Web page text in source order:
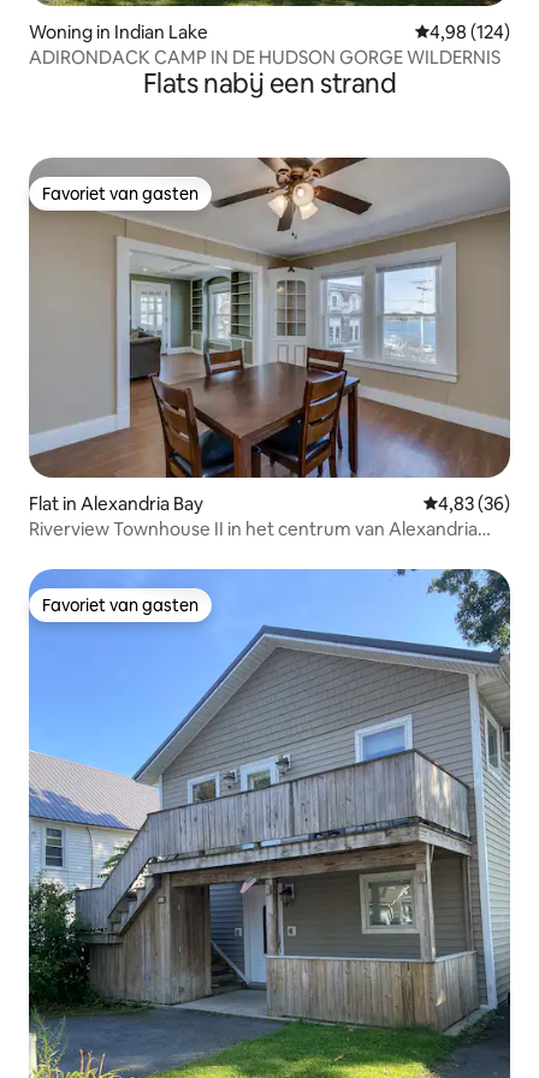
Woning in Indian Lake Gemiddelde
4,98 (124)
ADIRONDACK CAMP IN DE HUDSON GORGE WILDERNIS
Flats nabij een strand
Favoriet van gasten
Favoriet van gasten
Flat in Alexandria Bay Gemiddelde
4,83 (36)
Riverview Townhouse II in het centrum van Alexandria
Favoriet van gasten
Favoriet van gasten